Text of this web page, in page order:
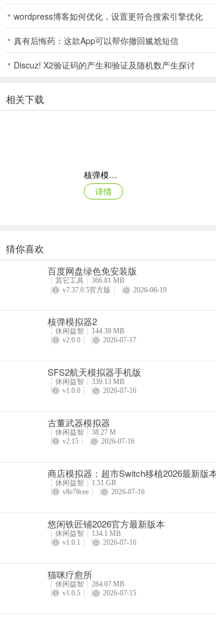
游戏里有海量原创文本，涵盖好多领域，从日常用语
细解析，玩着玩着语文素养就提升啦！
玩法也简单，每日签到开启挑战，载入待校对文本后，
答：进入每日签到开启专属挑战任务，确认规则后点击
问：游戏中如何标记错误？
问：找不到错误怎么办？
答：点击帮助可以获得提示，继续找剩余错别字。
问：怎样进入下一关？
答：找齐10个错别字，点击下一关，即可解锁新关卡挑战
问：游戏有哪些特色？
问：如何提升语文素养？
wordpress博客如何优化，设置更符合搜索引擎优化
真有后悔药：这款App可以帮你撤回尴尬短信
Discuz! X2验证码的产生和验证及随机数产生探讨
相关下载
核弹模拟器2
详情
商店模拟器：超市Switch移植2026最新版本
详情
猜你喜欢
百度网盘绿色免安装版
其它工具
366.81 MB
v7.37.0.5官方版
2026-06-19
核弹模拟器2
休闲益智
144.39 MB
v2.0.0
2026-07-17
SFS2航天模拟器手机版
休闲益智
339.13 MB
v1.0.0
2026-07-16
古董武器模拟器
休闲益智
38.27 M
v2.15
2026-07-16
商店模拟器：超市Switch移植2026最新版
休闲益智
1.51 GB
v8e78cee
2026-07-16
悠闲铁匠铺2026官方最新版本
休闲益智
134.1 MB
v1.0.1
2026-07-16
猫咪疗愈所
休闲益智
284.07 MB
v1.0.5
2026-07-15